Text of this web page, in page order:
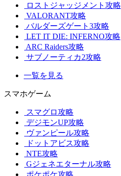
ロストジャッジメント攻略
VALORANT攻略
バルダーズゲート3攻略
LET IT DIE: INFERNO攻略
ARC Raiders攻略
サブノーティカ2攻略
一覧を見る
スマホゲーム
スマグロ攻略
デジモンUP攻略
ヴァンピール攻略
ドットアビス攻略
NTE攻略
Gジェネエターナル攻略
ポケポケ攻略